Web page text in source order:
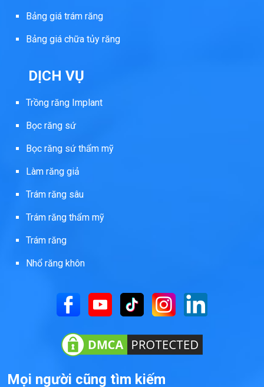
Bảng giá trám răng
Bảng giá chữa tủy răng
DỊCH VỤ
Trồng răng Implant
Bọc răng sứ
Bọc răng sứ thẩm mỹ
Làm răng giả
Trám răng sâu
Trám răng thẩm mỹ
Trám răng
Nhổ răng khôn
Mọi người cũng tìm kiếm